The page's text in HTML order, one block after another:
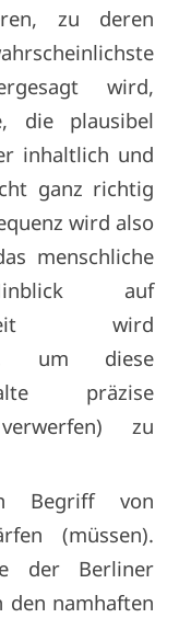
zu deren
wird,
die plausibel
inhaltlich und
ganz richtig
wird also
menschliche
auf
wird
um diese
präzise
zu
Begriff von
(müssen).
der Berliner
den namhaften